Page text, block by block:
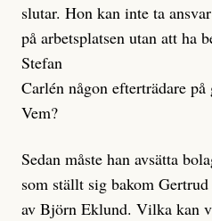
slutar. Hon kan inte ta
på arbetsplatsen utan att ha
Stefan
Carlén någon efterträdare på
Vem?
Sedan måste han avsätta
som ställt sig bakom
av Björn Eklund. Vilka kan